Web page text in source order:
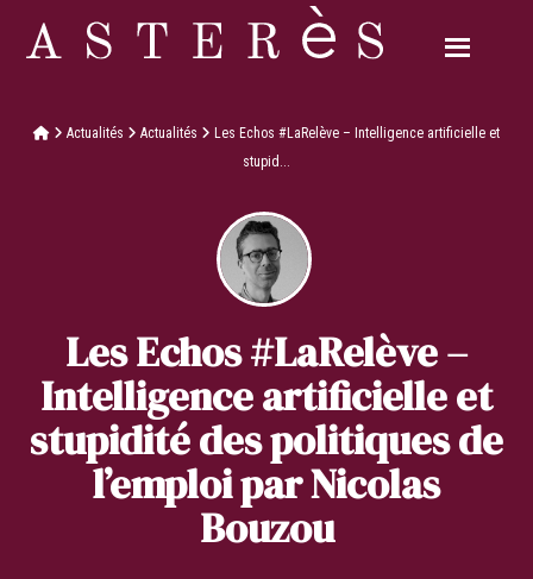
Actualités Actualités
Les Echos #LaRelève – Intelligence artificielle et
stupid...
Les Echos #LaRelève –
Intelligence artificielle et
stupidité des politiques de
l’emploi par Nicolas
Bouzou